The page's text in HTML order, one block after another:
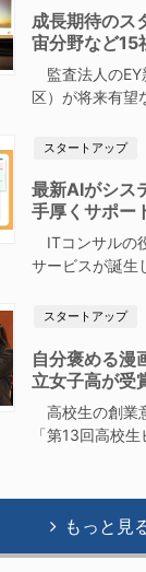
成長期待の
宙分野など15
監査法人のEY
区）が将来有望
スタートアップ
最新AIがシス
手厚くサポ
ITコンサルの
サービスが誕生
スタートアップ
自分褒める
立女子高が受
高校生の創業
「第13回高校
もっと見